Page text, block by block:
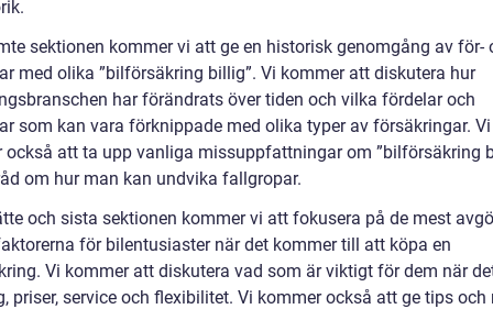
sektionen kommer vi att ge en historisk genomgång av för-
med olika ”bilförsäkring billig”. Vi kommer att diskutera hur
har förändrats över tiden och vilka fördelar och
som kan vara förknippade med olika typer av försäkringar. Vi
också att ta upp vanliga missuppfattningar om ”bilförsäkring
om hur man kan undvika fallgropar.
och sista sektionen kommer vi att fokusera på de mest
för bilentusiaster när det kommer till att köpa en
Vi kommer att diskutera vad som är viktigt för dem när
priser, service och flexibilitet. Vi kommer också att ge tips och